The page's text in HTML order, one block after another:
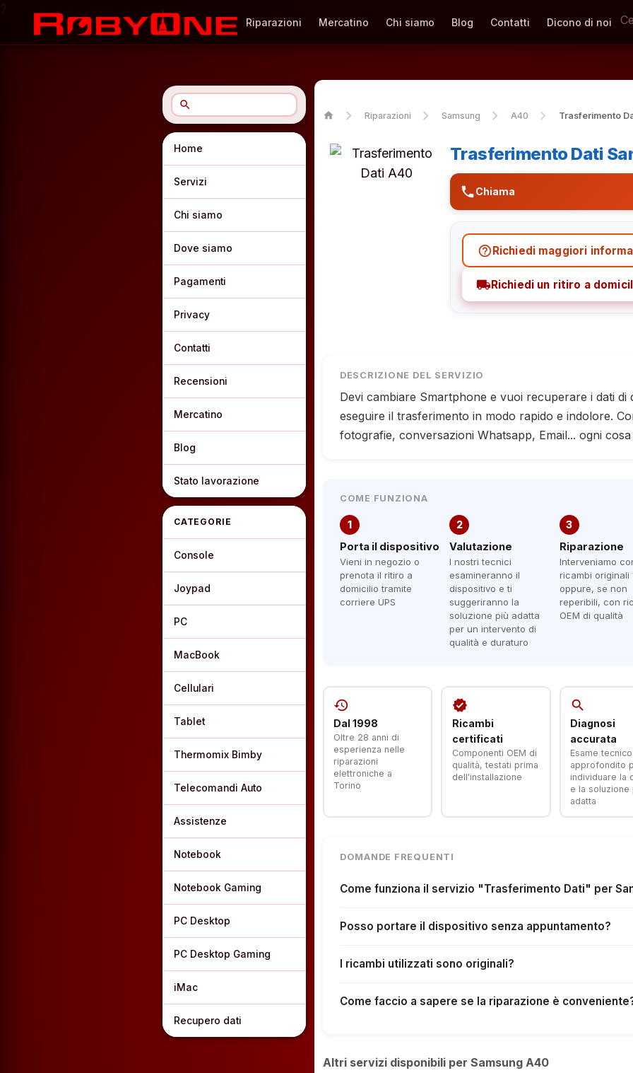
Riparazioni Mercatino Chi siamo Blog Contatti Dicono di noi
search
Home
Servizi
Chi siamo
Dove siamo
Pagamenti
Privacy
Contatti
Recensioni
Mercatino
Blog
Stato lavorazione
CATEGORIE
Console
Joypad
PC
MacBook
Cellulari
Tablet
Thermomix Bimby
Telecomandi Auto
Assistenze
Notebook
Notebook Gaming
PC Desktop
PC Desktop Gaming
iMac
Recupero dati
home Riparazioni Samsung A40 Trasferimento
Trasferimento Dati
phoneChiama
help_outlineRichiedi maggiori
local_shippingRichiedi un ritiro a
DESCRIZIONE DEL SERVIZIO
Devi cambiare Smartphone e vuoi recuperare i dati di
eseguire il trasferimento in modo rapido e indolore.
fotografie, conversazioni Whatsapp, Email... ogni
COME FUNZIONA
1
Porta il dispositivo
Vieni in negozio o
prenota il ritiro a
domicilio tramite
corriere UPS
2
Valutazione
I nostri tecnici
esamineranno il
dispositivo e ti
suggeriranno la
soluzione più adatta
per un intervento di
qualità e duraturo
3
Riparazione
Interveniamo
ricambi originali
oppure, se non
reperibili, con
OEM di qualità
history
Dal 1998
Oltre 28 anni di
esperienza nelle
riparazioni
elettroniche a
Torino
verified
Ricambi
certificati
Componenti OEM di
qualità, testati prima
dell'installazione
search
Diagnosi
accurata
Esame tecnico
approfondito
individuare la
e la soluzione
adatta
DOMANDE FREQUENTI
Come funziona il servizio "Trasferimento Dati" per
Posso portare il dispositivo senza appuntamento?
I ricambi utilizzati sono originali?
Come faccio a sapere se la riparazione è
Altri servizi disponibili per Samsung A40